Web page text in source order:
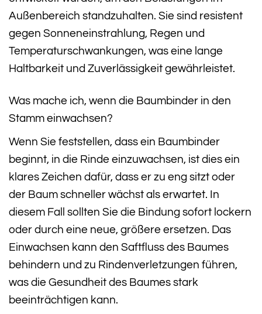
Außenbereich standzuhalten. Sie sind resistent
gegen Sonneneinstrahlung, Regen und
Temperaturschwankungen, was eine lange
Haltbarkeit und Zuverlässigkeit gewährleistet.
Was mache ich, wenn die Baumbinder in den
Stamm einwachsen?
Wenn Sie feststellen, dass ein Baumbinder
beginnt, in die Rinde einzuwachsen, ist dies ein
klares Zeichen dafür, dass er zu eng sitzt oder
der Baum schneller wächst als erwartet. In
diesem Fall sollten Sie die Bindung sofort lockern
oder durch eine neue, größere ersetzen. Das
Einwachsen kann den Saftfluss des Baumes
behindern und zu Rindenverletzungen führen,
was die Gesundheit des Baumes stark
beeinträchtigen kann.